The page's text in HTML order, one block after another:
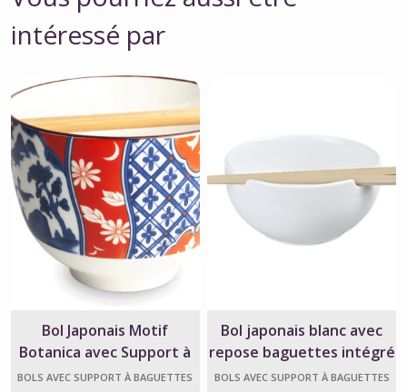
intéressé par
Bol Japonais Motif
Botanica avec Support à
Baguettes
BOLS AVEC SUPPORT À BAGUETTES
Bol japonais blanc avec
repose baguettes intégré
– 16 x 7,5 cm
BOLS AVEC SUPPORT À BAGUETTES